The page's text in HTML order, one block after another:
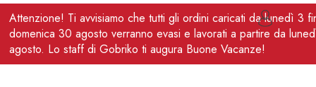
Attenzione! Ti avvisiamo che tutti gli ordini caricati da lunedì 3
domenica 30 agosto verranno evasi e lavorati a partire da
agosto. Lo staff di Gobriko ti augura Buone Vacanze!
IT 